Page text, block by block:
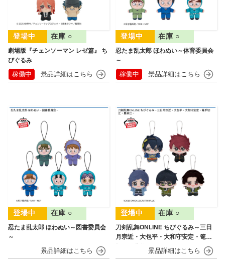
劇場版『チェンソーマン レゼ篇』 ち
びぐるみ
在庫 ○
稼働中
忍たま乱太郎 ほわぬい～体育委員会
～
在庫 ○
稼働中
忍たま乱太郎 ほわぬい～図書委員会
～
在庫 ○
刀剣乱舞ONLINE ちびぐるみ～三日
月宗近・大包平・大和守安定・篭手
切江・豊前江～
在庫 ○